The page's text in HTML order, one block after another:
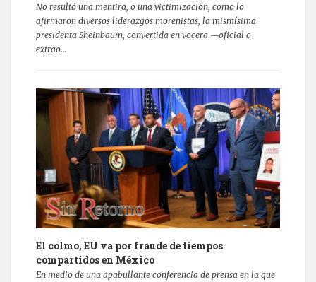
No resultó una mentira, o una victimización, como lo
afirmaron diversos liderazgos morenistas, la mismísima
presidenta Sheinbaum, convertida en vocera —oficial o
extrao...
El colmo, EU va por fraude de tiempos
compartidos en México
En medio de una apabullante conferencia de prensa en la que